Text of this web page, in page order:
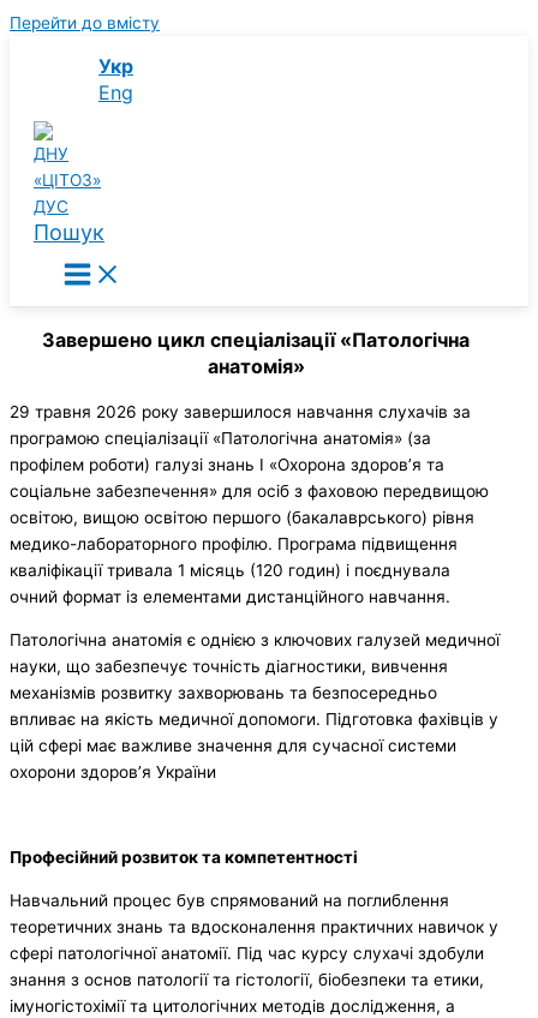
Перейти до вмісту
Укр
Eng
Пошук
Завершено цикл спеціалізації «Патологічна
анатомія»
29 травня 2026 року завершилося навчання слухачів за
програмою спеціалізації «Патологічна анатомія» (за
профілем роботи) галузі знань І «Охорона здоров’я та
соціальне забезпечення» для осіб з фаховою передвищою
освітою, вищою освітою першого (бакалаврського) рівня
медико-лабораторного профілю. Програма підвищення
кваліфікації тривала 1 місяць (120 годин) і поєднувала
очний формат із елементами дистанційного навчання.
Патологічна анатомія є однією з ключових галузей медичної
науки, що забезпечує точність діагностики, вивчення
механізмів розвитку захворювань та безпосередньо
впливає на якість медичної допомоги. Підготовка фахівців у
цій сфері має важливе значення для сучасної системи
охорони здоров’я України
Професійний розвиток та компетентності
Навчальний процес був спрямований на поглиблення
теоретичних знань та вдосконалення практичних навичок у
сфері патологічної анатомії. Під час курсу слухачі здобули
знання з основ патології та гістології, біобезпеки та етики,
імуногістохімії та цитологічних методів дослідження, а